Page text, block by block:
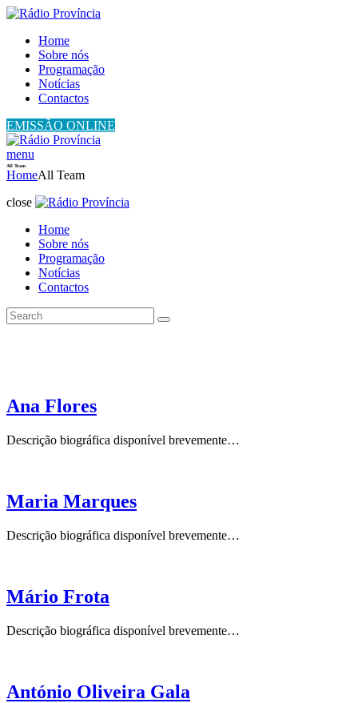
Home
Sobre nós
Programação
Notícias
Contactos
EMISSÃO ONLINE
menu
All Team
HomeAll Team
close
Home
Sobre nós
Programação
Notícias
Contactos
Ana Flores
Descrição biográfica disponível brevemente…
Maria Marques
Descrição biográfica disponível brevemente…
Mário Frota
Descrição biográfica disponível brevemente…
António Oliveira Gala